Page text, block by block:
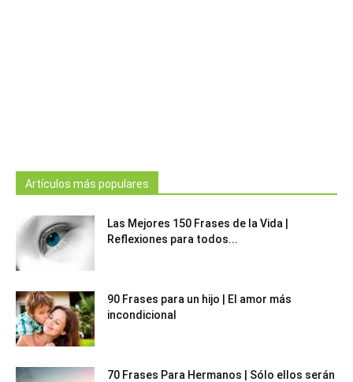
Artículos más populares
Las Mejores 150 Frases de la Vida |
Reflexiones para todos...
90 Frases para un hijo | El amor más
incondicional
70 Frases Para Hermanos | Sólo ellos serán